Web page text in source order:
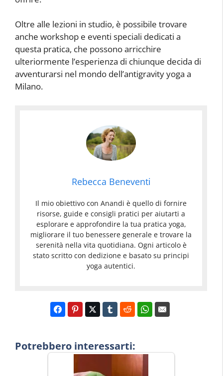
Oltre alle lezioni in studio, è possibile trovare
anche workshop e eventi speciali dedicati a
questa pratica, che possono arricchire
ulteriormente l’esperienza di chiunque decida di
avventurarsi nel mondo dell’antigravity yoga a
Milano.
Rebecca Beneventi
Il mio obiettivo con Anandi è quello di fornire
risorse, guide e consigli pratici per aiutarti a
esplorare e approfondire la tua pratica yoga,
migliorare il tuo benessere generale e trovare la
serenità nella vita quotidiana. Ogni articolo è
stato scritto con dedizione e basato su principi
yoga autentici.
Potrebbero interessarti: